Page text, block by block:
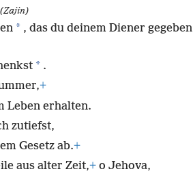
(Zajin)
* , das du deinem Diener gegeben
* .
+
Leben erhalten.
zutiefst,
Gesetz ab.+
aus alter Zeit,+ o Jehova,